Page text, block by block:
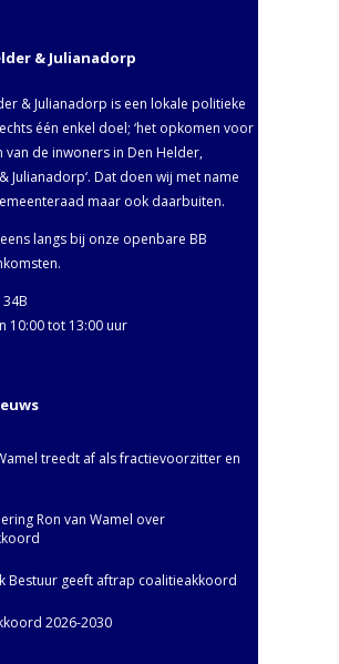
& Julianadorp
& Julianadorp is een lokale politieke
één enkel doel; ‘het opkomen voor
van de inwoners in Den Helder,
Julianadorp‘. Dat doen wij met name
maar ook daarbuiten.
langs bij onze openbare BB
10:00 tot 13:00 uur
treedt af als fractievoorzitter en
Ron van Wamel over
Bestuur geeft aftrap coalitieakkoord
2026-2030